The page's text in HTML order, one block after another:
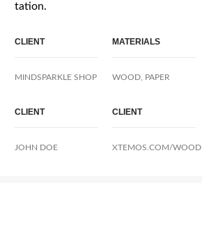
tation.
CLIENT MATERIALS
MINDSPARKLE SHOP WOOD, PAPER
CLIENT CLIENT
JOHN DOE XTEMOS.COM/WOOD